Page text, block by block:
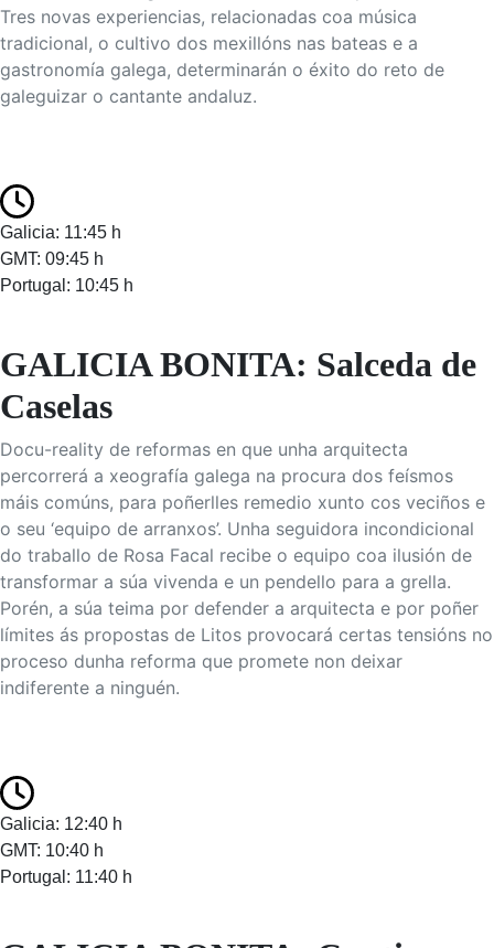
Tres novas experiencias, relacionadas coa música
tradicional, o cultivo dos mexillóns nas bateas e a
gastronomía galega, determinarán o éxito do reto de
galeguizar o cantante andaluz.
Galicia: 11:45 h
GMT: 09:45 h
Portugal: 10:45 h
GALICIA BONITA: Salceda de
Caselas
Docu-reality de reformas en que unha arquitecta
percorrerá a xeografía galega na procura dos feísmos
máis comúns, para poñerlles remedio xunto cos veciños e
o seu ‘equipo de arranxos’. Unha seguidora incondicional
do traballo de Rosa Facal recibe o equipo coa ilusión de
transformar a súa vivenda e un pendello para a grella.
Porén, a súa teima por defender a arquitecta e por poñer
límites ás propostas de Litos provocará certas tensións no
proceso dunha reforma que promete non deixar
indiferente a ninguén.
Galicia: 12:40 h
GMT: 10:40 h
Portugal: 11:40 h